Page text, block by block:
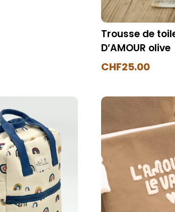
Trousse de
D’AMOUR olive
CHF25.00